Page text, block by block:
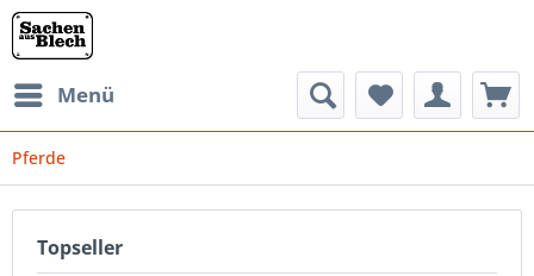
Menü
Pferde
Topseller